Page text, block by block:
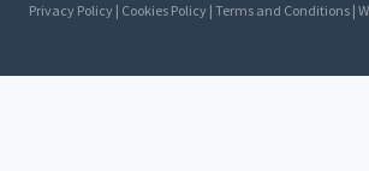
Privacy Policy | Cookies Policy | Terms and Conditions |